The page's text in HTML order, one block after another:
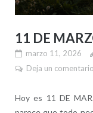
11 DE
marzo 11, 2026
Deja un comentario
Hoy es 11 DE